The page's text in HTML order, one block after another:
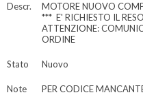
Descr.
MOTORE NUOVO
*** E' RICHIESTO IL
ATTENZIONE:
ORDINE
Stato Nuovo
Note
PER CODICE